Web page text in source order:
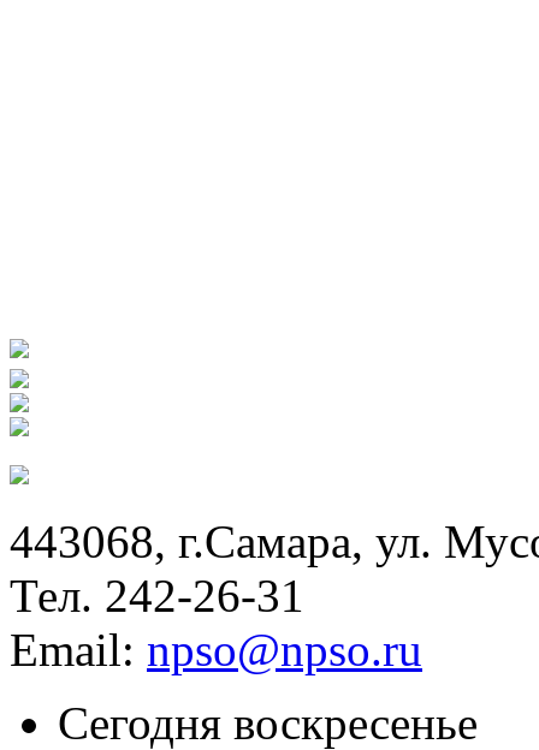
443068, г.Самара, ул.
Тел. 242-26-31
Email: npso@npso.ru
Сегодня воскресенье